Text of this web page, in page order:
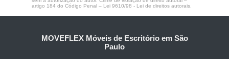
artigo 184 do Código Penal – Lei 9610/98 - Lei de direitos autorais.
MOVEFLEX Móveis de Escritório em São
Paulo